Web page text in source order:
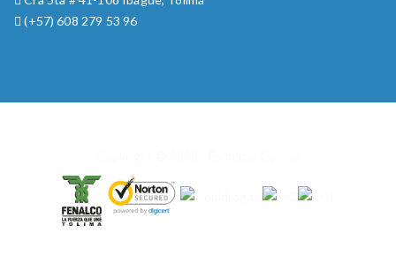
(+57) 608 279 53 96